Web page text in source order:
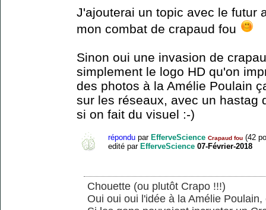
J'ajouterai un topic avec le futur
mon combat de crapaud fou
Sinon oui une invasion de
simplement le logo HD qu'on
des photos à la Amélie Poulain
sur les réseaux, avec un hastag
si on fait du visuel :-)
répondu par EfferveScience Crapaud fou (42
edité par EfferveScience 07-Février-2018
Chouette (ou plutôt Crapo !!!)
Oui oui oui l'idée à la Amélie